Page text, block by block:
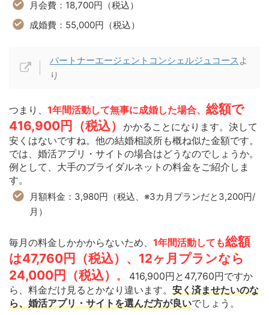
月会費：18,700円（税込）
成婚費：55,000円（税込）
パートナーエージェントコンシェルジュコース よ
り
つまり、 1年間活動して無事に成婚した場合、 総額で
416,900円（税込） かかることになります。決して
安くはないですね。他の結婚相談所も概ね似た金額です。
では、婚活アプリ・サイトの場合はどうなのでしょうか。
例として、大手のブライダルネットの料金をご紹介しま
す。
月額料金：3,980円（税込、※3カ月プランだと3,200円/
月）
毎月の料金しかかからないため、 1年間活動しても総額
は47,760円（税込）、12ヶ月プランなら
24,000円（税込）
。
416,900円と47,760円ですか
ら、料金だけ見るとかなり違います。 安く済ませたいのな
ら、婚活アプリ・サイトを選んだ方が良いでしょう。